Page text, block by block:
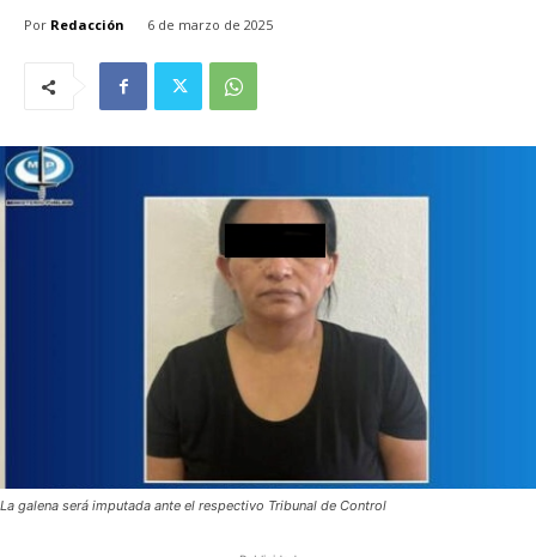
Por Redacción 6 de marzo de 2025
La galena será imputada ante el respectivo Tribunal de Control